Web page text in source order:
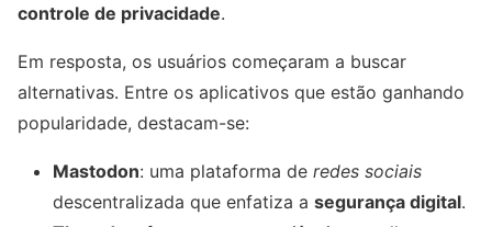
controle de privacidade.
Em resposta, os usuários começaram a buscar
alternativas. Entre os aplicativos que estão ganhando
popularidade, destacam-se:
Mastodon: uma plataforma de redes sociais
descentralizada que enfatiza a segurança digital.